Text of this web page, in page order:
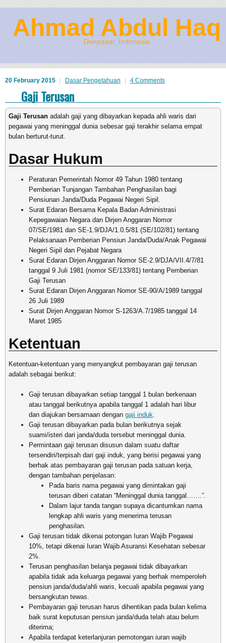
Ahmad Abdul Haq
Denpasar, Indonesia
20 February 2015 Dasar Pengetahuan 4 Comments
Gaji Terusan
Gaji Terusan adalah gaji yang dibayarkan kepada ahli waris dari
pegawai yang meninggal dunia sebesar gaji terakhir selama empat
bulan berturut-turut.
Dasar Hukum
Peraturan Pemerintah Nomor 49 Tahun 1980 tentang
Pemberian Tunjangan Tambahan Penghasilan bagi
Pensiunan Janda/Duda Pegawai Negeri Sipil.
Surat Edaran Bersama Kepala Badan Administrasi
Kepegawaian Negara dan Dirjen Anggaran Nomor
07/SE/1981 dan SE-1.9/DJA/1.0.5/81 (SE/102/81) tentang
Pelaksanaan Pemberian Pensiun Janda/Duda/Anak Pegawai
Negeri Sipil dan Pejabat Negara
Surat Edaran Dirjen Anggaran Nomor SE-2.9/DJA/VII.4/7/81
tanggal 9 Juli 1981 (nomor SE/133/81) tentang Pemberian
Gaji Terusan
Surat Edaran Dirjen Anggaran Nomor SE-90/A/1989 tanggal
26 Juli 1989
Surat Dirjen Anggaran Nomor S-1263/A.7/1985 tanggal 14
Maret 1985
Ketentuan
Ketentuan-ketentuan yang menyangkut pembayaran gaji terusan
adalah sebagai berikut:
Gaji terusan dibayarkan setiap tanggal 1 bulan berkenaan
atau tanggal berikutnya apabila tanggal 1 adalah hari libur
dan diajukan bersamaan dengan gaji induk.
Gaji terusan dibayarkan pada bulan berikutnya sejak
suami/isteri dari janda/duda tersebut meninggal dunia.
Permintaan gaji terusan disusun dalam suatu daftar
tersendiri/terpisah dari gaji induk, yang berisi pegawai yang
berhak atas pembayaran gaji terusan pada satuan kerja,
dengan tambahan penjelasan:
Pada baris nama pegawai yang dimintakan gaji
terusan diberi catatan “Meninggal dunia tanggal…….”.
Dalam lajur tanda tangan supaya dicantumkan nama
lengkap ahli waris yang menerima terusan
penghasilan.
Gaji terusan tidak dikenai potongan Iuran Wajib Pegawai
10%, tetapi dikenai Iuran Wajib Asuransi Kesehatan sebesar
2%.
Terusan penghasilan belanja pegawai tidak dibayarkan
apabila tidak ada keluarga pegawai yang berhak memperoleh
pensiun janda/duda/ahli waris, kecuali apabila pegawai yang
bersangkutan tewas.
Pembayaran gaji terusan harus dihentikan pada bulan kelima
baik surat keputusan pensiun janda/duda telah atau belum
diterima;
Apabila terdapat keterlanjuran pemotongan iuran wajib